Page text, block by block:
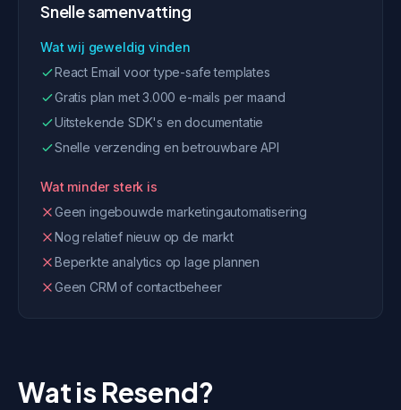
Snelle samenvatting
Wat wij geweldig vinden
React Email voor type-safe templates
Gratis plan met 3.000 e-mails per maand
Uitstekende SDK's en documentatie
Snelle verzending en betrouwbare API
Wat minder sterk is
Geen ingebouwde marketingautomatisering
Nog relatief nieuw op de markt
Beperkte analytics op lage plannen
Geen CRM of contactbeheer
Wat is Resend?